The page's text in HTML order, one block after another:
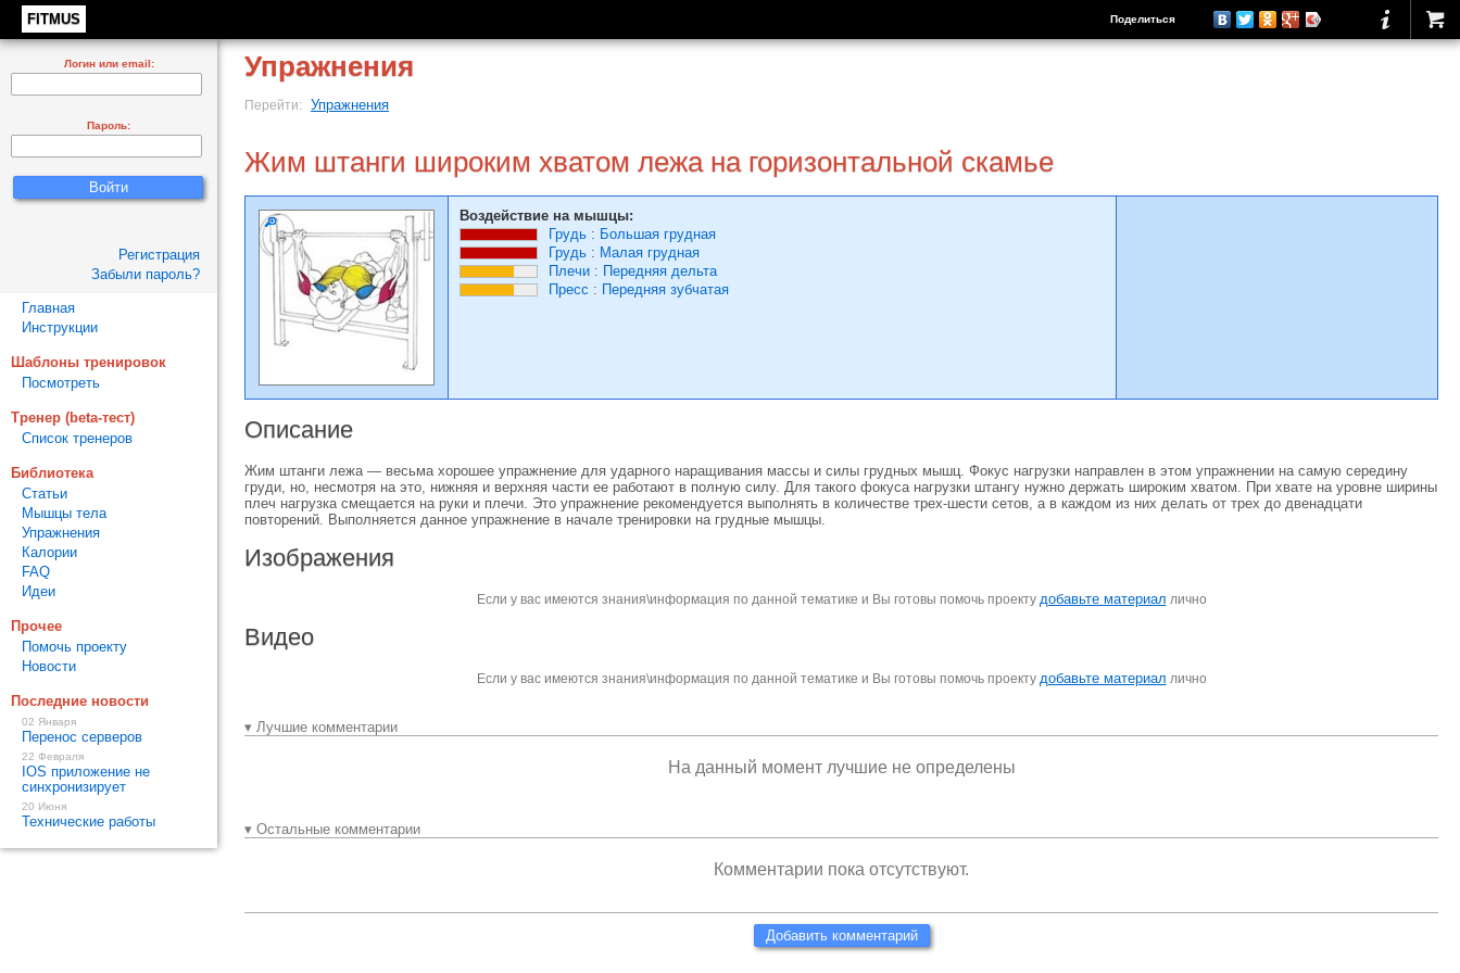
FITMUS Поделиться
Упражнения
Перейти: Упражнения
Жим штанги широким хватом лежа на горизонтальной скамье
Воздействие на мышцы:
Грудь : Большая грудная
Грудь : Малая грудная
Плечи : Передняя дельта
Пресс : Передняя зубчатая
Описание
Жим штанги лежа — весьма хорошее упражнение для ударного наращивания массы и силы грудных мышц. Фокус нагрузки направлен в этом упражнении на самую середину
груди, но, несмотря на это, нижняя и верхняя части ее работают в полную силу. Для такого фокуса нагрузки штангу нужно держать широким хватом. При хвате на уровне ширины
плеч нагрузка смещается на руки и плечи. Это упражнение рекомендуется выполнять в количестве трех-шести сетов, а в каждом из них делать от трех до двенадцати
повторений. Выполняется данное упражнение в начале тренировки на грудные мышцы.
Изображения
Если у вас имеются знания\информация по данной тематике и Вы готовы помочь проекту добавьте материал лично
Видео
Если у вас имеются знания\информация по данной тематике и Вы готовы помочь проекту добавьте материал лично
▾ Лучшие комментарии
На данный момент лучшие не определены
▾ Остальные комментарии
Комментарии пока отсутствуют.
Добавить комментарий
Логин или email:
Пароль:
Регистрация
Забыли пароль?
Главная
Инструкции
Шаблоны тренировок
Посмотреть
Тренер (beta-тест)
Список тренеров
Библиотека
Статьи
Мышцы тела
Упражнения
Калории
FAQ
Идеи
Прочее
Помочь проекту
Новости
Последние новости
02 Января
Перенос серверов
22 Февраля
IOS приложение не
синхронизирует
20 Июня
Технические работы